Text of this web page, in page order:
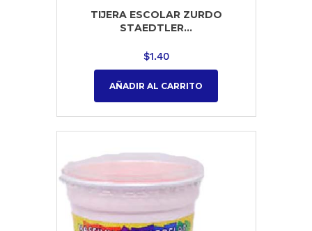
TIJERA ESCOLAR ZURDO
STAEDTLER...
$1.40
AÑADIR AL CARRITO